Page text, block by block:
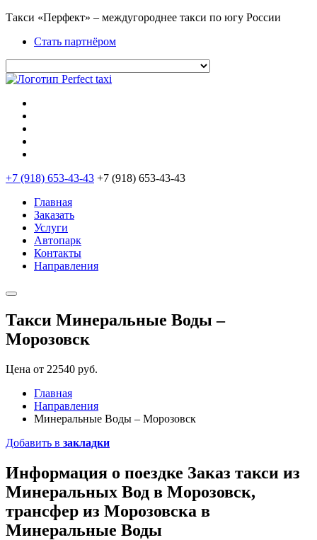
Такси «Перфект» – междугороднее такси по югу России
Стать партнёром
+7 (918) 653-43-43 +7 (918) 653-43-43
Главная
Заказать
Услуги
Автопарк
Контакты
Направления
Такси Минеральные Воды –
Морозовск
Цена от 22540 руб.
Главная
Направления
Минеральные Воды – Морозовск
Добавить в закладки
Информация о поездке Заказ такси из
Минеральных Вод в Морозовск,
трансфер из Морозовска в
Минеральные Воды